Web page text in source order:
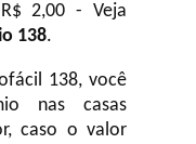
2,00 - Veja
138.
138, você
nas casas
caso o valor